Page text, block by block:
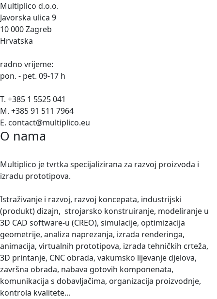
Multiplico d.o.o.
Javorska ulica 9
10 000 Zagreb
Hrvatska
radno vrijeme:
pon. - pet. 09-17 h
T. +385 1 5525 041
M. +385 91 511 7964
E. contact@multiplico.eu
O nama
Multiplico je tvrtka specijalizirana za razvoj proizvoda i
izradu prototipova.
Istraživanje i razvoj, razvoj koncepata, industrijski
(produkt) dizajn, strojarsko konstruiranje, modeliranje u
3D CAD software-u (CREO), simulacije, optimizacija
geometrije, analiza naprezanja, izrada renderinga,
animacija, virtualnih prototipova, izrada tehničkih crteža,
3D printanje, CNC obrada, vakumsko lijevanje djelova,
završna obrada, nabava gotovih komponenata,
komunikacija s dobavljačima, organizacija proizvodnje,
kontrola kvalitete...